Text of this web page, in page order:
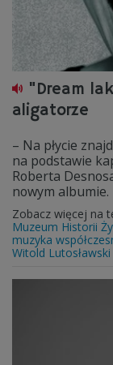
"Dream
aligatorze
– Na płycie
na podstawie
Roberta
nowym albumie.
Zobacz więcej na
Muzeum Historii
muzyka
Witold Lutosławski